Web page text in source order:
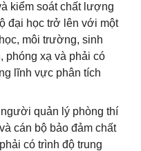
kiểm soát chất lượng
đại học trở lên với một
môi trường, sinh
phóng xạ và phải có
lĩnh vực phân tích
quản lý phòng thí
cán bộ bảo đảm chất
có trình độ trung